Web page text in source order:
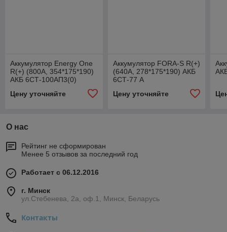
Аккумулятор Energy One
R(+) (800A, 354*175*190)
АКБ 6СТ-100АП3(0)
Цену уточняйте
Аккумулятор FORA-S R(+)
(640A, 278*175*190) АКБ
6СТ-77 А
Цену уточняйте
О нас
Рейтинг не сформирован
Менее 5 отзывов за последний год
Работает с 06.12.2016
г. Минск
ул.Стебенева, 2а, оф.1, Минск, Беларусь
Контакты